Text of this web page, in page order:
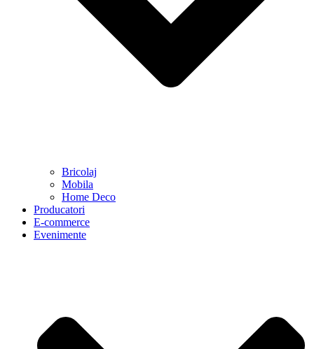
Bricolaj
Mobila
Home Deco
Producatori
E-commerce
Evenimente